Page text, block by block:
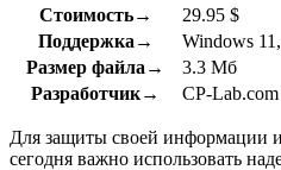
Стоимость→
29.95 $
Поддержка→
Windows
Размер файла→
3.3 Мб
Разработчик→
CP-Lab.com
Для защиты своей информации и
сегодня важно использовать